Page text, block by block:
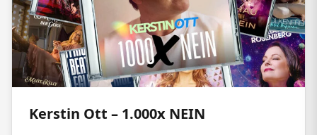
Kerstin Ott – 1.000x NEIN